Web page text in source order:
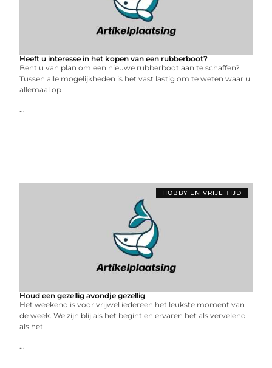
Heeft u interesse in het kopen van een rubberboot?
Bent u van plan om een nieuwe rubberboot aan te schaffen?
Tussen alle mogelijkheden is het vast lastig om te weten waar u
allemaal op
...
HOBBY EN VRIJE TIJD
Houd een gezellig avondje gezellig
Het weekend is voor vrijwel iedereen het leukste moment van
de week. We zijn blij als het begint en ervaren het als vervelend
als het
...